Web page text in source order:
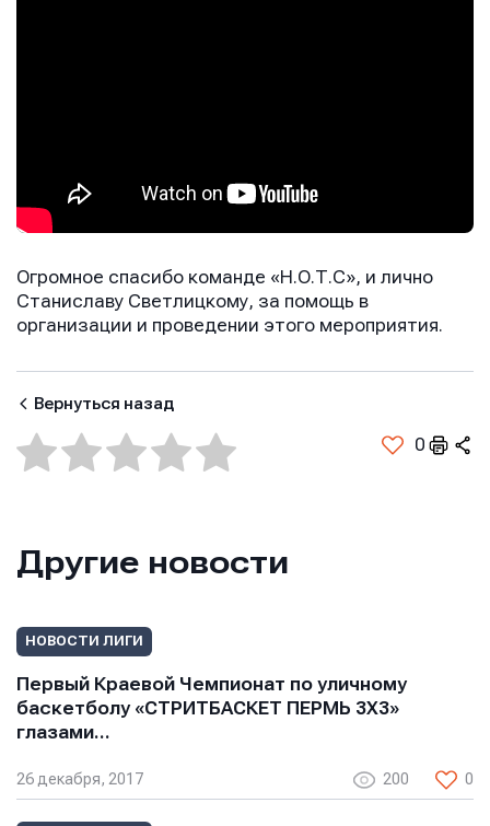
Огромное спасибо команде «Н.О.Т.С», и лично
Станиславу Светлицкому, за помощь в
организации и проведении этого мероприятия.
Вернуться назад
0
Другие новости
НОВОСТИ ЛИГИ
Первый Краевой Чемпионат по уличному
баскетболу «СТРИТБАСКЕТ ПЕРМЬ 3Х3»
глазами…
26 декабря, 2017 200 0
Отправить
условиями обработки персональных данных
Отправить
условиями обработки персональных данных
Нажимая кнопку “Отправить”, вы соглашаетесь с
условиями обработки персональных данных